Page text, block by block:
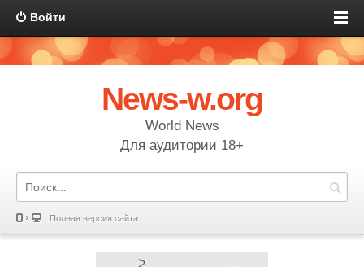
Войти
News-w.org
World News
Для аудитории 18+
Полная версия сайта